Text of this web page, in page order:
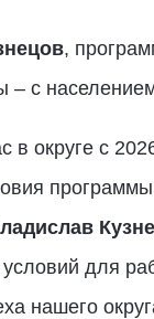
,
– с
округе с
для
нашего